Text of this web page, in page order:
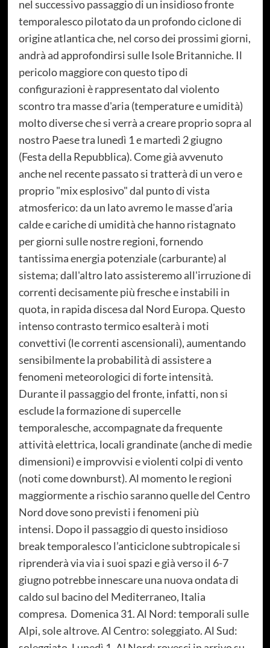
nel successivo passaggio di un insidioso fronte
temporalesco pilotato da un profondo ciclone di
origine atlantica che, nel corso dei prossimi giorni,
andrà ad approfondirsi sulle Isole Britanniche. Il
pericolo maggiore con questo tipo di
configurazioni è rappresentato dal violento
scontro tra masse d'aria (temperature e umidità)
molto diverse che si verrà a creare proprio sopra al
nostro Paese tra lunedì 1 e martedì 2 giugno
(Festa della Repubblica). Come già avvenuto
anche nel recente passato si tratterà di un vero e
proprio "mix esplosivo" dal punto di vista
atmosferico: da un lato avremo le masse d'aria
calde e cariche di umidità che hanno ristagnato
per giorni sulle nostre regioni, fornendo
tantissima energia potenziale (carburante) al
sistema; dall'altro lato assisteremo all'irruzione di
correnti decisamente più fresche e instabili in
quota, in rapida discesa dal Nord Europa. Questo
intenso contrasto termico esalterà i moti
convettivi (le correnti ascensionali), aumentando
sensibilmente la probabilità di assistere a
fenomeni meteorologici di forte intensità.
Durante il passaggio del fronte, infatti, non si
esclude la formazione di supercelle
temporalesche, accompagnate da frequente
attività elettrica, locali grandinate (anche di medie
dimensioni) e improvvisi e violenti colpi di vento
(noti come downburst). Al momento le regioni
maggiormente a rischio saranno quelle del Centro
Nord dove sono previsti i fenomeni più
intensi. Dopo il passaggio di questo insidioso
break temporalesco l’anticiclone subtropicale si
riprenderà via via i suoi spazi e già verso il 6-7
giugno potrebbe innescare una nuova ondata di
caldo sul bacino del Mediterraneo, Italia
compresa. Domenica 31. Al Nord: temporali sulle
Alpi, sole altrove. Al Centro: soleggiato. Al Sud: